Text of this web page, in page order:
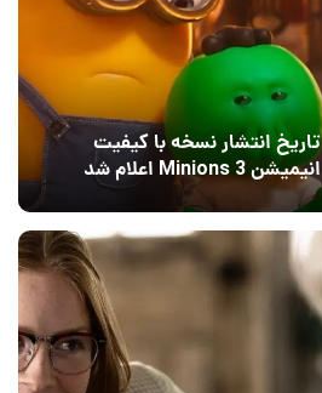
تاریخ انتشار نسخه با کیفیت
انیمیشن Minions 3 اعلام شد